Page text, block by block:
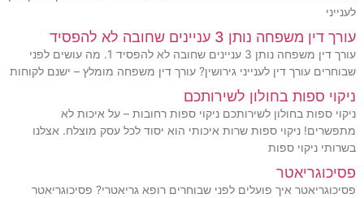
לענייני
עורך דין משפחה נותן 3 עניינים שחובה לא להפסיד
עורך דין משפחה נותן 3 עניינים שחובה לא להפסיד 1. מה עושים לפני
שבוחרים עורך דין לענייני גירושין? עורך דין משפחה מומלץ – ישנם לקוחות
ניקוי ספות בחולון לשירותכם
ניקוי ספות בחולון לשירותכם ניקוי ספות רחובות – על איכות לא
מתפשרים! ניקוי ספות שרות איכותי הוא יסוד לכל עסק מוצלח. אצלנו
בשרותי ניקוי ספות
פסיכוגריאטר
פסיכוגריאטר איך פועלים לפני שבוחרים רופא גריאטרי? פסיכוגריאטר